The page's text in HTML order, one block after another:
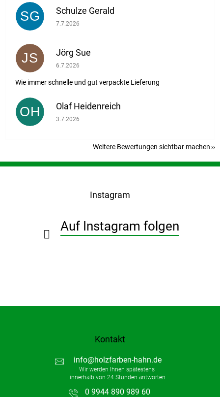
SG Schulze Gerald
Die Shop-Bewertung beträgt 5 von 5 Sternen.
7.7.2026
JS Jörg Sue
Die Shop-Bewertung beträgt 5 von 5 Sternen.
6.7.2026
Wie immer schnelle und gut verpackte Lieferung
OH Olaf Heidenreich
Die Shop-Bewertung beträgt 5 von 5 Sternen.
3.7.2026
Weitere Bewertungen sichtbar machen
F
Instagram
Auf Instagram folgen
Kontakt
info@holzfarben-hahn.de
0 9944 890 989 60